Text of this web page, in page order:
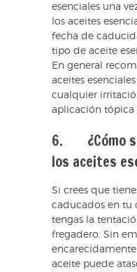
esenciales una
los aceites
fecha de
tipo de aceite
En general
aceites
cualquier
aplicación tópica
6. ¿Cómo
los aceites
Si crees que
caducados en tu
tengas la
fregadero. Sin
aceite puede